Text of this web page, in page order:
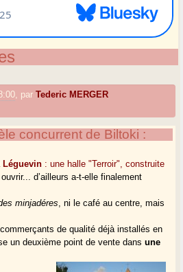
, parTederic MERGER
concurrent de Biltoki :
Léguevin : une halle "Terroir", construite
d’ailleurs a-t-elle finalement
minjadéres, ni le café au centre, mais
de qualité déjà installés en
un deuxième point de vente dansune